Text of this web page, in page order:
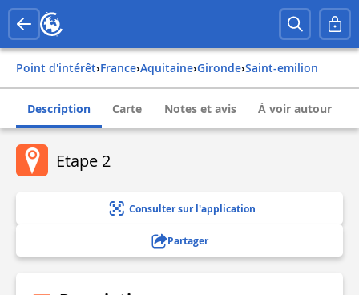
Point d'intérêt› france› aquitaine› gironde› saint-emilion
Description Carte Notes et avis À voir autour
Etape 2
Consulter sur l'application
Partager